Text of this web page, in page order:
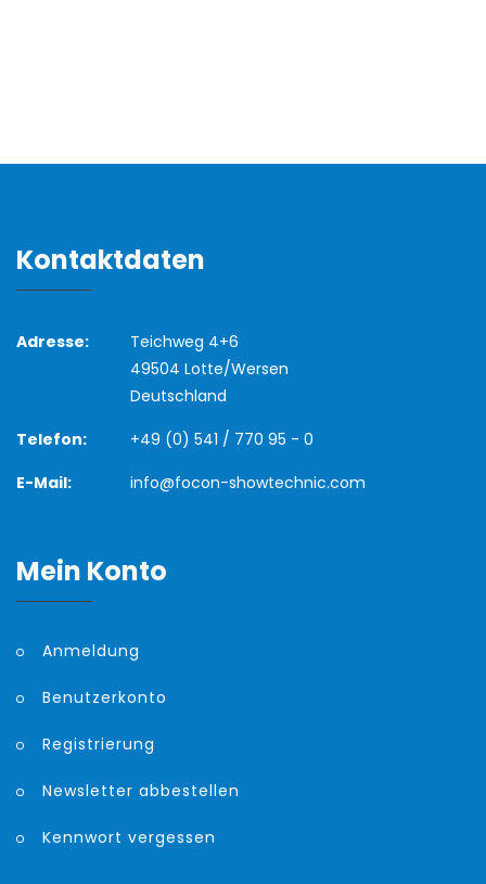
Kontaktdaten
Adresse:
Teichweg 4+6
49504 Lotte/Wersen
Deutschland
Telefon:
+49 (0) 541 / 770 95 - 0
E-Mail:
info@focon-showtechnic.com
Mein Konto
Anmeldung
Benutzerkonto
Registrierung
Newsletter abbestellen
Kennwort vergessen